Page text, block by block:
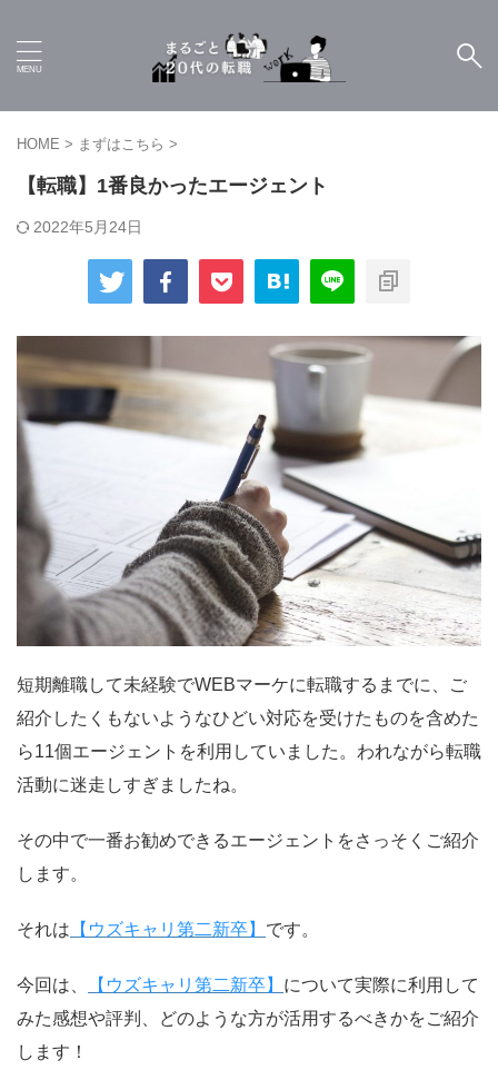
HOME > まずはこちら >
【転職】1番良かったエージェント
2022年5月24日
短期離職して未経験でWEBマーケに転職するまでに、ご
紹介したくもないようなひどい対応を受けたものを含めた
ら11個エージェントを利用していました。われながら転職
活動に迷走しすぎましたね。
その中で一番お勧めできるエージェントをさっそくご紹介
します。
それは 【ウズキャリ第二新卒】 です。
今回は、 【ウズキャリ第二新卒】 について実際に利用して
みた感想や評判、どのような方が活用するべきかをご紹介
します！